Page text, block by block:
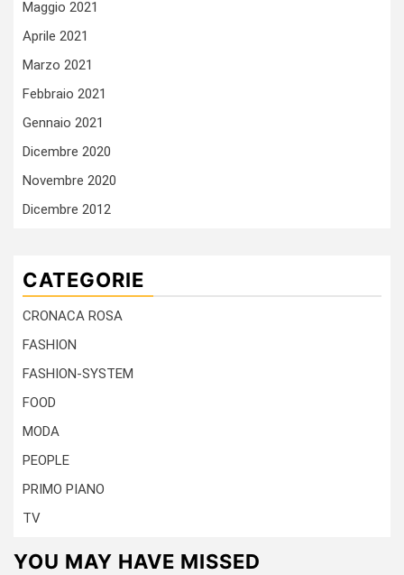
Maggio 2021
Aprile 2021
Marzo 2021
Febbraio 2021
Gennaio 2021
Dicembre 2020
Novembre 2020
Dicembre 2012
CATEGORIE
CRONACA ROSA
FASHION
FASHION-SYSTEM
FOOD
MODA
PEOPLE
PRIMO PIANO
TV
YOU MAY HAVE MISSED